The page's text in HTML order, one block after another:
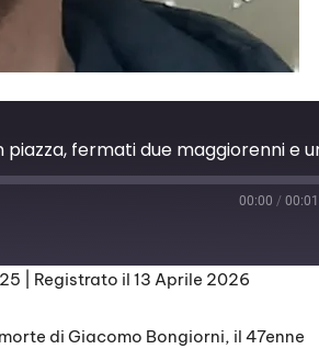
00:00 /
Registrato il 13 Aprile 2026
di Giacomo Bongiorni, il 47enne